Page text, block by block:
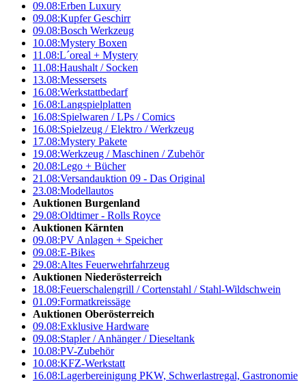
09.08:Erben Luxury
09.08:Kupfer Geschirr
09.08:Bosch Werkzeug
10.08:Mystery Boxen
11.08:L´oreal + Mystery
11.08:Haushalt / Socken
13.08:Messersets
16.08:Werkstattbedarf
16.08:Langspielplatten
16.08:Spielwaren / LPs / Comics
16.08:Spielzeug / Elektro / Werkzeug
17.08:Mystery Pakete
19.08:Werkzeug / Maschinen / Zubehör
20.08:Lego + Bücher
21.08:Versandauktion 09 - Das Original
23.08:Modellautos
Auktionen Burgenland
29.08:Oldtimer - Rolls Royce
Auktionen Kärnten
09.08:PV Anlagen + Speicher
09.08:E-Bikes
29.08:Altes Feuerwehrfahrzeug
Auktionen Niederösterreich
18.08:Feuerschalengrill / Cortenstahl / Stahl-Wildschwein
01.09:Formatkreissäge
Auktionen Oberösterreich
09.08:Exklusive Hardware
09.08:Stapler / Anhänger / Dieseltank
10.08:PV-Zubehör
10.08:KFZ-Werkstatt
16.08:Lagerbereinigung PKW, Schwerlastregal, Gastronomie